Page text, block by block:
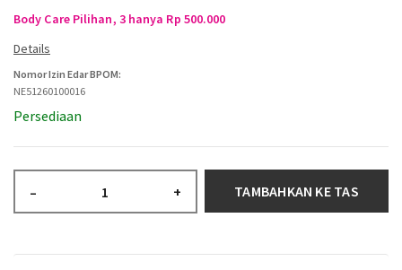
Body Care Pilihan, 3 hanya Rp 500.000
Nomor Izin Edar BPOM:
NE51260100016
Persediaan
– + TAMBAHKAN KE TAS